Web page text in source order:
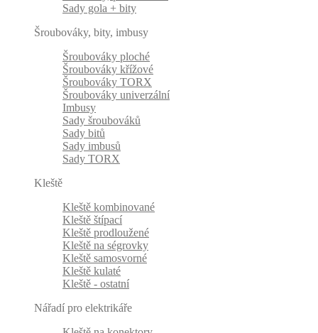
Sady gola + bity
Šroubováky, bity, imbusy
Šroubováky ploché
Šroubováky křížové
Šroubováky TORX
Šroubováky univerzální
Imbusy
Sady šroubováků
Sady bitů
Sady imbusů
Sady TORX
Kleště
Kleště kombinované
Kleště štípací
Kleště prodloužené
Kleště na ségrovky
Kleště samosvorné
Kleště kulaté
Kleště - ostatní
Nářadí pro elektrikáře